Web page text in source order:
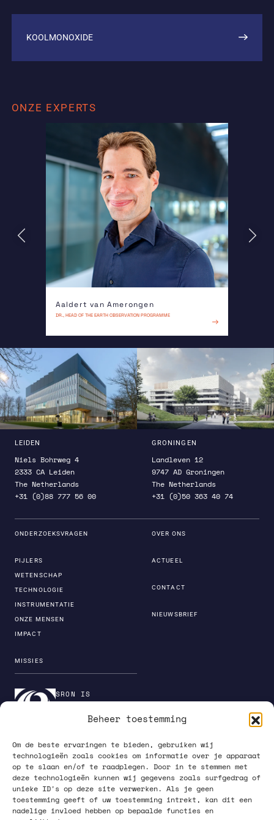
Beheer toestemming
Om de beste ervaringen te bieden, gebruiken wij
technologieën zoals cookies om informatie over je apparaat
op te slaan en/of te raadplegen. Door in te stemmen met
deze technologieën kunnen wij gegevens zoals surfgedrag of
unieke ID's op deze site verwerken. Als je geen
toestemming geeft of uw toestemming intrekt, kan dit een
nadelige invloed hebben op bepaalde functies en
KOOLMONOXIDE
ONZE EXPERTS
Aaldert van Amerongen
DR., HEAD OF THE EARTH OBSERVATION PROGRAMME
LEES MEER
Vorige
LEIDEN
Niels Bohrweg 4
2333 CA Leiden
The Netherlands
+31 (0)88 777 56 00
GRONINGEN
Landleven 12
9747 AD Groningen
The Netherlands
+31 (0)50 363 40 74
ONDERZOEKSVRAGEN
PIJLERS
WETENSCHAP
TECHNOLOGIE
INSTRUMENTATIE
ONZE MENSEN
IMPACT
MISSIES
OVER ONS
ACTUEEL
CONTACT
NIEUWSBRIEF
SRON IS
INSTITUTENORGANI
PRIVACY POLICY